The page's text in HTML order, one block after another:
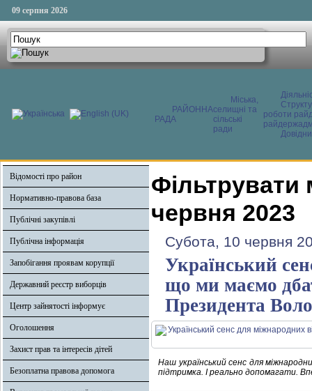
09 серпня 2026
РАЙОННА
РАДА
Міська,
селищні та
сільські
ради
роботи
Відомості про район
Нормативно-правова база
Публічні закупівлі
Публічна інформація
Запобігання проявам корупції
Державний реєстр виборців
Центр зайнятості інформує
Оголошення
Захист прав та інтересів дітей
Безоплатна правова допомога
Фільтрувати
червня 2023
Субота, 10 червня
Український
що ми маємо
Президента
Наш український сенс для
підтримка. І реально допомагати.